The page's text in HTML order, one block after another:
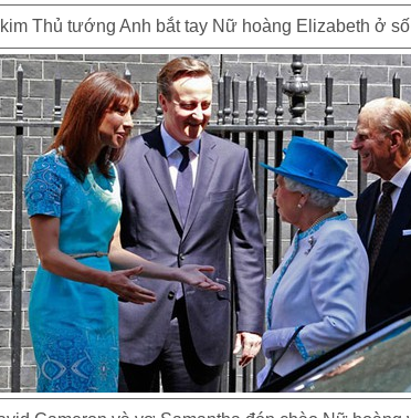
Thủ tướng Anh bắt tay Nữ hoàng Elizabeth ở